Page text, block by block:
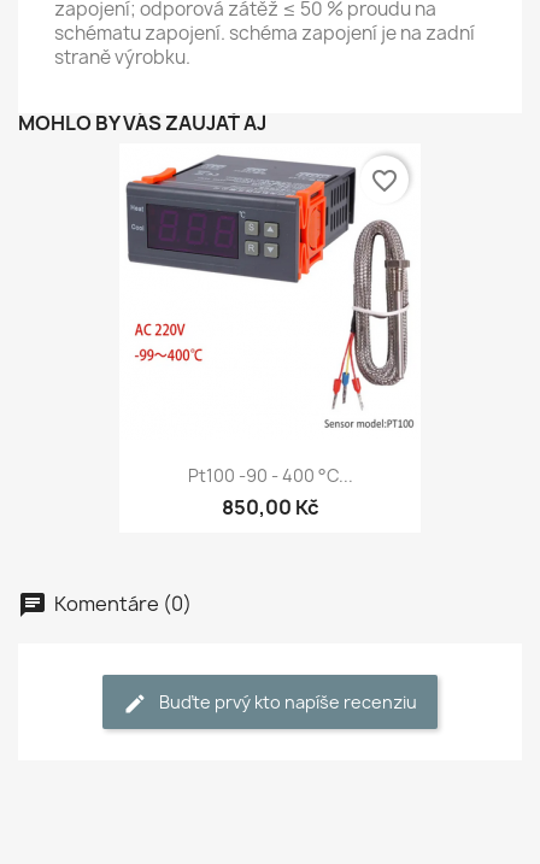
zapojení; odporová zátěž ≤ 50 % proudu na
schématu zapojení. schéma zapojení je na zadní
straně výrobku.
MOHLO BY VÁS ZAUJAŤ AJ
Pt100 -90 - 400 °C...
850,00 Kč
favorite_border
Komentáre (0)
Buďte prvý kto napíše recenziu